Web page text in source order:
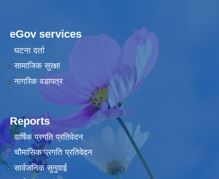
eGov services
घटना दर्ता
सामाजिक सुरक्षा
नागरिक वडापत्र
Reports
वार्षिक प्रगति प्रतिवेदन
चौमासिक प्रगति प्रतिवेदन
सार्वजनिक सुनुवाई